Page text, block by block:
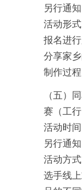
另行通知
活动形
报名进
分享家
制作过
（五）
赛（工
活动时
另行通知
活动方
选手线